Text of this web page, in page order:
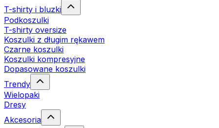
T-shirty i bluzki
Podkoszulki
T-shirty oversize
Koszulki z długim rękawem
Czarne koszulki
Koszulki kompresyjne
Dopasowane koszulki
Trendy
Wielopaki
Dresy
Akcesoria